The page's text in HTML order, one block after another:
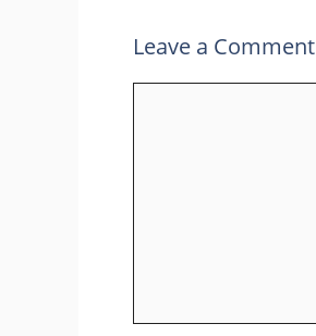
Leave a Comment